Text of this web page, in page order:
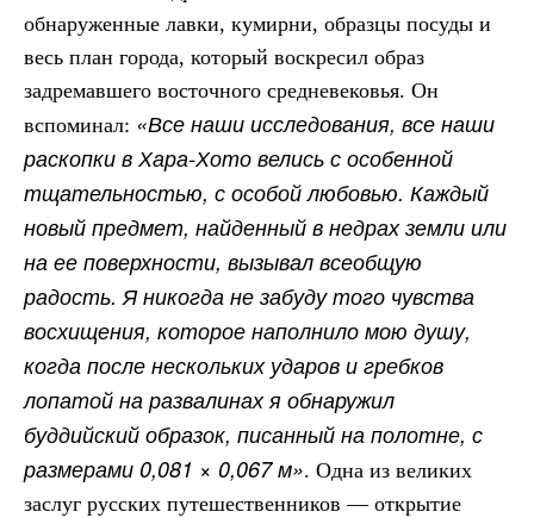
обнаруженные лавки, кумирни, образцы посуды и
весь план города, который воскресил образ
задремавшего восточного средневековья. Он
вспоминал: «Все наши исследования, все наши
раскопки в Хара-Хото велись с особенной
тщательностью, с особой любовью. Каждый
новый предмет, найденный в недрах земли или
на ее поверхности, вызывал всеобщую
радость. Я никогда не забуду того чувства
восхищения, которое наполнило мою душу,
когда после нескольких ударов и гребков
лопатой на развалинах я обнаружил
буддийский образок, писанный на полотне, с
размерами 0,081 × 0,067 м». Одна из великих
заслуг русских путешественников — открытие